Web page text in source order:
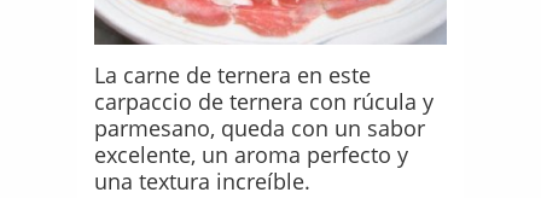
La carne de ternera en este
carpaccio de ternera con rúcula y
parmesano, queda con un sabor
excelente, un aroma perfecto y
una textura increíble.